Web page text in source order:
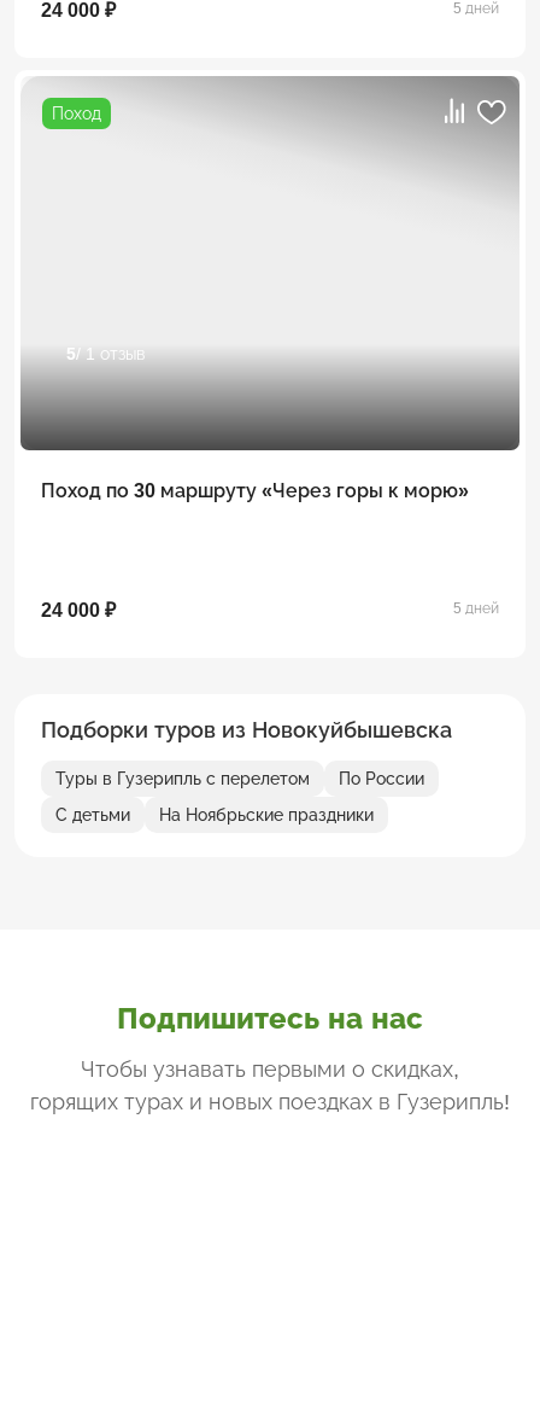
24 000 ₽ 5 дней
Поход
5/ 1 отзыв
Поход по 30 маршруту «Через горы к морю»
24 000 ₽ 5 дней
Подборки туров из Новокуйбышевска
Туры в Гузерипль с перелетом
По России
С детьми
На Ноябрьские праздники
Подпишитесь на нас
Чтобы узнавать первыми о скидках,
горящих турах и новых поездках в Гузерипль!